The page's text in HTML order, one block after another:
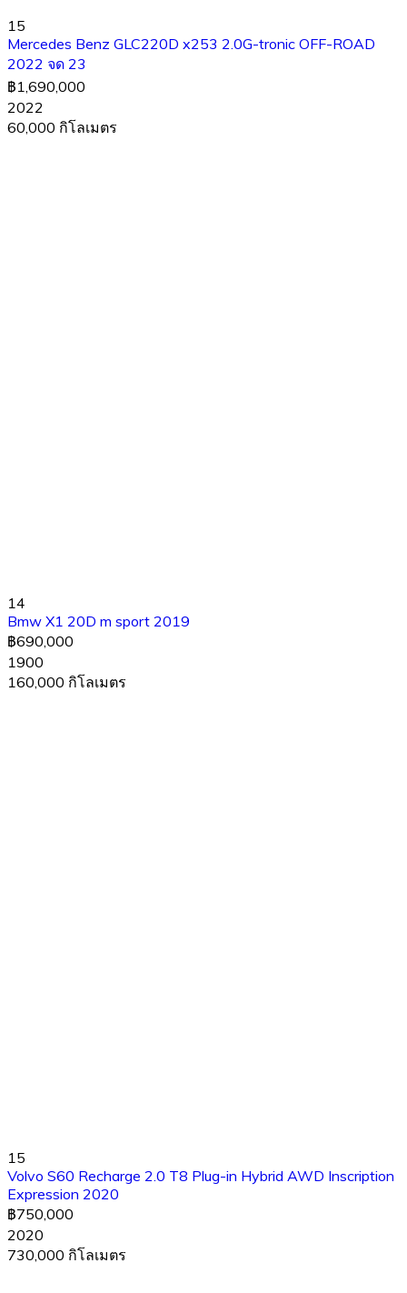
15
Mercedes Benz GLC220D x253 2.0G-tronic OFF-ROAD
2022 จด 23
฿1,690,000
2022
60,000 กิโลเมตร
14
Bmw X1 20D m sport 2019
฿690,000
1900
160,000 กิโลเมตร
15
Volvo S60 Recharge 2.0 T8 Plug-in Hybrid AWD Inscription
Expression 2020
฿750,000
2020
730,000 กิโลเมตร